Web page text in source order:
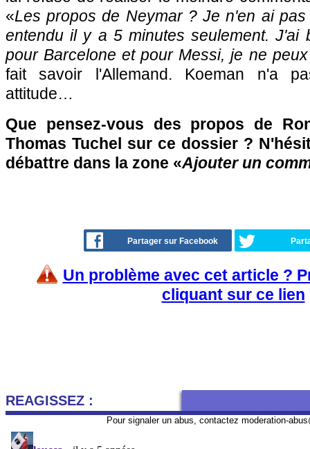
«Les propos de Neymar ? Je n'en ai
entendu il y a 5 minutes seulement. J'ai
pour Barcelone et pour Messi, je ne
fait savoir l'Allemand. Koeman n'a
attitude…
Que pensez-vous des propos de
Thomas Tuchel sur ce dossier ?
débattre dans la zone «Ajouter un
Partager sur Facebook
Un problème avec cet article ?
cliquant sur ce lien
REAGISSEZ :
Pour signaler un abus, contactez moderation-